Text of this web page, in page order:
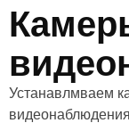
Устанавлмваем
видеонаблюдения